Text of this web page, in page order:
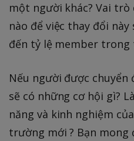
một người khác? Vai trò
nào để việc thay đổi
đến tỷ lệ member trong
Nếu người được
sẽ có những cơ hội gì?
năng và kinh nghiệm
trường mới ? Bạn mong